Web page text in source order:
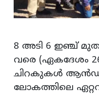
8 അടി 6 ഇഞ്ച്
വരെ (ഏകദേശം
ചിറകുകൾ
ലോകത്തിലെ